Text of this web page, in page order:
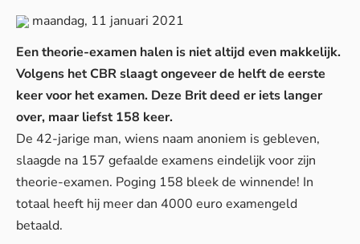
maandag, 11 januari 2021
Een theorie-examen halen is niet altijd even makkelijk.
Volgens het CBR slaagt ongeveer de helft de eerste
keer voor het examen. Deze Brit deed er iets langer
over, maar liefst 158 keer.
De 42-jarige man, wiens naam anoniem is gebleven,
slaagde na 157 gefaalde examens eindelijk voor zijn
theorie-examen. Poging 158 bleek de winnende! In
totaal heeft hij meer dan 4000 euro examengeld
betaald.